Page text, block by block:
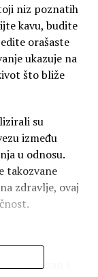
niz poznatih
kavu, budite
orašaste
ukazuje na
što bliže
su
između
u odnosu.
takozvane
zdravlje, ovaj
povezan s